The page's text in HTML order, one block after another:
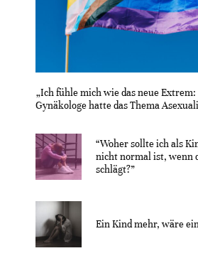
„Ich fühle mich wie das neue
Gynäkologe hatte das Thema
“Woher sollte ich als
nicht normal ist, wenn
schlägt?”
Ein Kind mehr, wäre